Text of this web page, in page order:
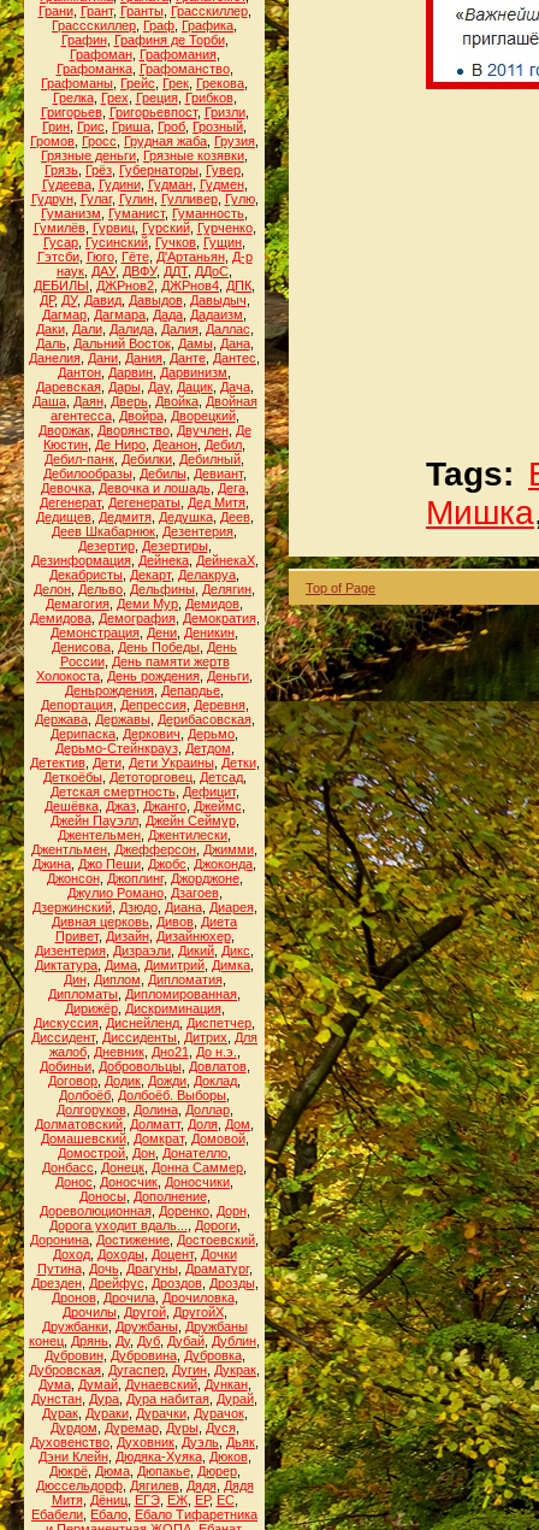
Грани, Грант, Гранты, Грасскиллер,
Грассскиллер Граф Графика
Графин, Графиня де Торби,
Графоман, Графомания,
Графоманка, Графоманство,
Графоманы Грейс Грек Грекова
Грелка, Грех Греция, Грибков,
Григорьев, Григорьевпост, Гризли,
Грин Грис Гриша Гроб Грозный
Громов Гросс Грудная жаба Грузия
Грязные деньги Грязные козявки
Грязь Грёз Губернаторы Гувер
Гудеева, Гудини, Гудман, Гудмен,
Гудрун, Гулаг, Гулин, Гулливер, Гулю,
Гуманизм
Гуманист, Гуманность
Гумилёв, Гурвиц, Гурский, Гурченко,
Гусар Гусинский Гучков Гущин
Гэтсби, Гюго, Гёте, Д'Артаньян, Д-р
наук ДАУ, ДВФУ, ДДТ, ДДоС
ДЕБИЛЫ
ДЖРнов2 ДЖРнов4 ДПК
ДР, ДУ, Давид, Давыдов, Давыдыч
Дагмар Дагмара Дада Дадаизм
Даки, Дали, Далида, Далия, Даллас
Даль, Дальний Восток, Дамы, Дана,
Данелия Дани Дания Данте Дантес
Дантон Дарвин Дарвинизм
Даревская, Дары, Дау, Дацик, Дача,
Даша, Даян, Дверь, Двойка, Двойная
агентесса, Двойра, Дворецкий,
Дворжак, Дворянство, Двучлен, Де
Кюстин Де Ниро Деанон Дебил
Дебил-панк Дебилки Дебилный
Дебилообразы, Дебилы, Девиант,
Девочка, Девочка и лошадь, Дега,
Дегенерат, Дегенераты Дед Митя
Дедищев, Дедмитя, Дедушка, Деев,
Деев Шкабарнюк Дезентерия
Дезертир, Дезертиры,
Дезинформация, Дейнека, ДейнекаХ,
Декабристы Декарт, Делакруа
Делон Дельво Дельфины Делягин
Демагогия Деми Мур Демидов
Демидова, Демография, Демократия,
Демонстрация Дени Деникин
Денисова День Победы День
России, День памяти жертв
Холокоста День рождения Деньги
Деньрождения Депардье
Депортация, Депрессия, Деревня,
Держава, Державы, Дерибасовская,
Дерипаска Деркович Дерьмо
Дерьмо-Стейнкрауз, Детдом
Детектив, Дети, Дети Украины, Детки,
Деткоёбы, Детоторговец, Детсад,
Детская смертность, Дефицит,
Дешёвка, Джаз, Джанго, Джеймс
Джейн Пауэлл, Джейн Сеймур,
Джентельмен Джентилески
Джентльмен Джефферсон Джимми
Джина Джо Пеши Джобс Джоконда
Джонсон, Джоплинг, Джорджоне,
Джулио Романо, Дзагоев,
Дзержинский, Дзюдо, Диана, Диарея,
Дивная церковь Дивов Диета
Привет, Дизайн, Дизайнюхер,
Дизентерия Дизраэли Дикий Дикс
Диктатура Дима Димитрий Димка
Дин, Диплом Дипломатия,
Дипломаты Дипломированная
Дирижёр, Дискриминация,
Дискуссия Диснейленд Диспетчер
Диссидент, Диссиденты Дитрих
Для
жалоб, Дневник, Дно21 До н.э.
Добиньи, Добровольцы, Довлатов,
Договор Додик Дожди Доклад
Долбоёб Долбоёб. Выборы
Долгоруков, Долина, Доллар,
Долматовский Долматт, Доля Дом
Домашевский, Домкрат, Домовой,
Домострой Дон Донателло
Донбасс
Донецк Донна Саммер
Донос
Доносчик Доносчики
Доносы, Дополнение,
Дореволюционная, Доренко, Дорн,
Дорога уходит вдаль...
Дороги,
Доронина Достижение Достоевский
Доход, Доходы, Доцент, Дочки
Путина, Дочь, Драгуны, Драматург,
Дрезден, Дрейфус Дроздов, Дрозды,
Дронов, Дрочила, Дрочиловка,
Дрочилы, Другой, ДругойХ,
Дружбанки, Дружбаны, Дружбаны
конец Дрянь Ду, Дуб Дубай Дублин
Дубровин, Дубровина, Дубровка,
Дубровская Дугаспер Дугин Дукрак
Дума, Думай, Дунаевский, Дункан,
Дунстан Дура Дура набитая Дурай
Дурак, Дураки, Дурачки, Дурачок,
Дурдом
Дуремар, Дуры, Дуся,
Духовенство Духовник Дуэль Дьяк
Дэни Клейн, Дюдяка-Хуяка, Дюков,
Дюкрё, Дюма, Дюпакье, Дюрер,
Дюссельдорф, Дягилев, Дядя, Дядя
Митя, Дёниц, ЕГЭ, ЕЖ, ЕР, ЕС,
Ебабели Ебало Ебало Тифаретника
Tags:
Мишка
Top of Page